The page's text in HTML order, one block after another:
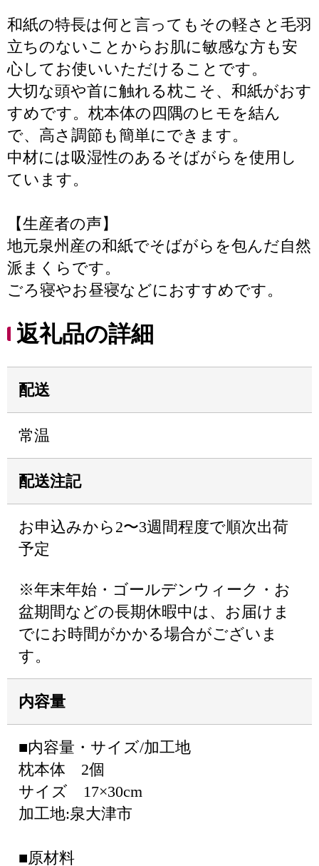
和紙の特長は何と言ってもその軽さと毛羽
立ちのないことからお肌に敏感な方も安
心してお使いいただけることです。
大切な頭や首に触れる枕こそ、和紙がおす
すめです。枕本体の四隅のヒモを結ん
で、高さ調節も簡単にできます。
中材には吸湿性のあるそばがらを使用し
ています。
【生産者の声】
地元泉州産の和紙でそばがらを包んだ自然
派まくらです。
ごろ寝やお昼寝などにおすすめです。
返礼品の詳細
配送
常温
配送注記
お申込みから2〜3週間程度で順次出荷
予定
※年末年始・ゴールデンウィーク・お
盆期間などの長期休暇中は、お届けま
でにお時間がかかる場合がございま
す。
内容量
■内容量・サイズ/加工地
枕本体 2個
サイズ 17×30cm
加工地:泉大津市
■原材料